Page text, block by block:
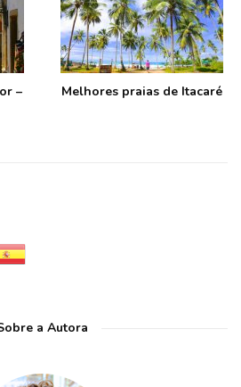
–
Melhores praias de Itacaré
a Autora